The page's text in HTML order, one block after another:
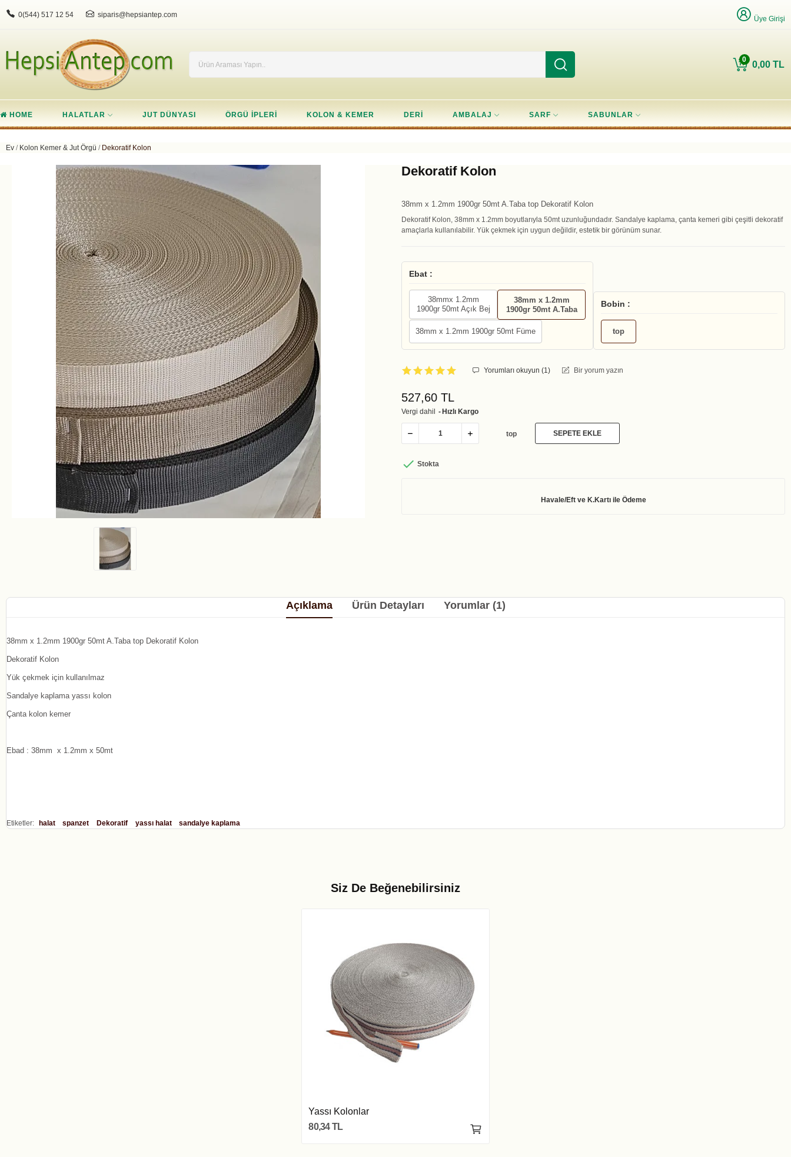
0(544) 517 12 54 siparis@hepsiantep.com
Üye Girişi
0,00 TL
0
HOME HALATLAR JUT DÜNYASI ÖRGÜ IPLERI KOLON & KEMER DERI AMBALAJ SARF SABUNLAR
Ev Kolon Kemer & Jut Örgü Dekoratif Kolon
Dekoratif Kolon
38mm x 1.2mm 1900gr 50mt A.Taba top Dekoratif Kolon
Dekoratif Kolon, 38mm x 1.2mm boyutlarıyla 50mt uzunluğundadır. Sandalye kaplama, çanta kemeri gibi çeşitli dekoratif
amaçlarla kullanılabilir. Yük çekmek için uygun değildir, estetik bir görünüm sunar.
Ebat :
38mmx 1.2mm
1900gr 50mt Açık Bej
38mm x 1.2mm
1900gr 50mt A.Taba
38mm x 1.2mm 1900gr 50mt Füme
Bobin :
top
Yorumları okuyun (1) Bir yorum yazın
527,60 TL
Vergi dahil Hızlı Kargo
top SEPETE EKLE
 Stokta
Açıklama Ürün Detayları Yorumlar (1)
38mm x 1.2mm 1900gr 50mt A.Taba top Dekoratif Kolon
Dekoratif Kolon
Yük çekmek için kullanılmaz
Sandalye kaplama yassı kolon
Çanta kolon kemer
Ebad : 38mm x 1.2mm x 50mt
Etiketler: halat spanzet Dekoratif yassı halat sandalye kaplama
Siz De Beğenebilirsiniz
Yassı Kolonlar
80,34 TL